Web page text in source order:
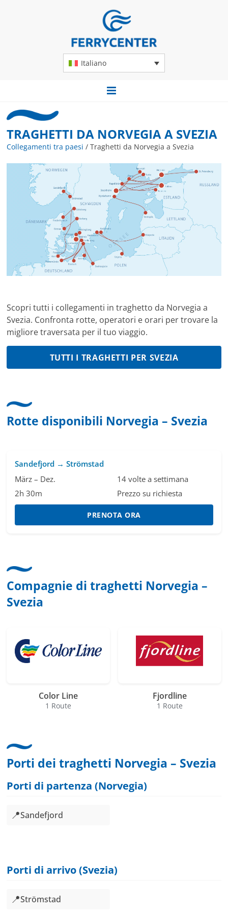
Italiano
TRAGHETTI DA NORVEGIA A SVEZIA
Collegamenti tra paesi /Traghetti da Norvegia a Svezia
Scopri tutti i collegamenti in traghetto da Norvegia a
Svezia. Confronta rotte, operatori e orari per trovare la
migliore traversata per il tuo viaggio.
TUTTI I TRAGHETTI PER SVEZIA
Rotte disponibili Norvegia – Svezia
Sandefjord → Strömstad
März – Dez.
14 volte a settimana
2h 30m
Prezzo su richiesta
PRENOTA ORA
Compagnie di traghetti Norvegia –
Svezia
Color Line
1 Route
Fjordline
1 Route
Porti dei traghetti Norvegia – Svezia
Porti di partenza (Norvegia)
📍Sandefjord
Porti di arrivo (Svezia)
📍Strömstad